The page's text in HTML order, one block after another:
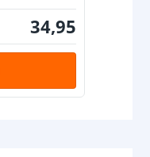
34,95